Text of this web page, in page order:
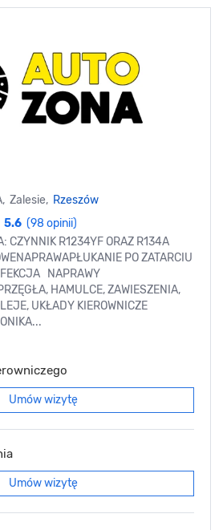
Zalesie, Rzeszów
5.6 (98 opinii)
CZYNNIK R1234YF ORAZ R134A
PO ZATARCIU
NAPRAWY
HAMULCE, ZAWIESZENIA,
UKŁADY KIEROWNICZE
Umów wizytę
Umów wizytę